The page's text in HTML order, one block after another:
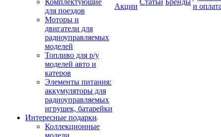
Комплектующие
для поездов
Моторы и
двигатели для
радиоуправляемых
моделей
Топливо для р/у
моделей авто и
катеров
Элементы питания:
аккумуляторы для
радиоуправляемых
игрушек, батарейки
Интересные подарки
Коллекционные
модели
Акции
Статьи Бренды
и